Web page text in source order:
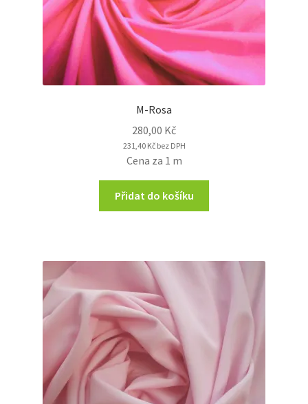
M-Rosa
280,00 Kč
231,40 Kčbez DPH
Cena za 1 m
Přidat do košíku